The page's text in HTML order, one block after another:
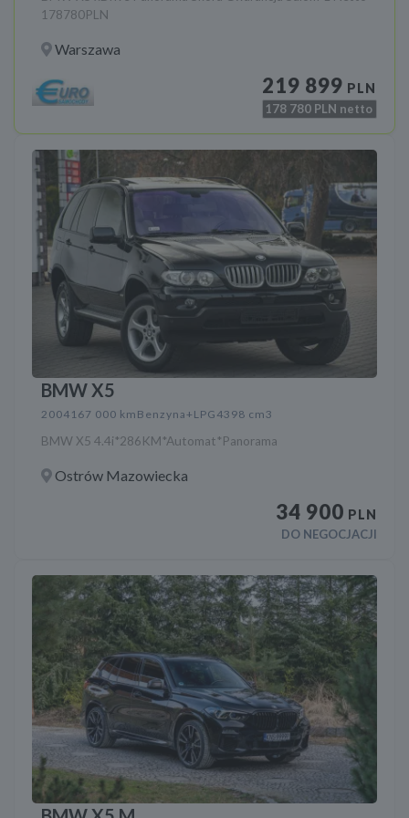
178780PLN
Warszawa
219 899 PLN
178 780 PLN netto
BMW X5
2004 167 000 km Benzyna+LPG 4398 cm3
BMW X5 4.4i*286KM*Automat*Panorama
Ostrów Mazowiecka
34 900 PLN
DO NEGOCJACJI